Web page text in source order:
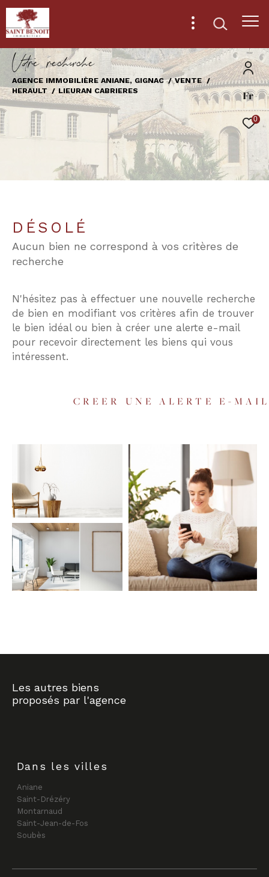
Fr
0
Vore recece
AGENCE IMMOBILIÈRE ANIANE, GIGNAC
VENTE
HERAULT
LIEURAN CABRIERES
DÉSOLÉ
Aucun bien ne correspond à vos critères de
recherche
N'hésitez pas à effectuer une nouvelle recherche
de bien en modifiant vos critères afin de trouver
le bien idéal ou bien à créer une alerte e-mail
pour recevoir directement les biens qui vous
intéressent.
CREER UNE ALERTE E-
Les autres biens
proposés par l'agence
Dans les villes
Aniane
Saint-Drézéry
Montarnaud
Saint-Jean-de-Fos
Soubès
Effectuer une recherche
et trouver le bien qui correspond à vos
critères
d'offre
Vente
de
bien
Type de bien
Ville
Budget
Budget
Surface
Surface
AFFINER LES CRITÈRES
TERRASSE PARKING PISCINE
FILTRER PAR
COUPS DE COEUR EXCLUSIVITÉS